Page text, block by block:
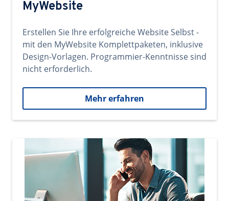
MyWebsite
Erstellen Sie Ihre erfolgreiche Website Selbst -
mit den MyWebsite Komplettpaketen, inklusive
Design-Vorlagen. Programmier-Kenntnisse sind
nicht erforderlich.
Mehr erfahren